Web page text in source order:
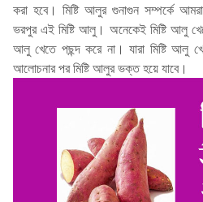
করা হবে। মিষ্টি আলুর গুনাগুন সম্পর্কে
ভরপুর এই মিষ্টি আলু। অনেকেই মিষ্টি আলু
আলু খেতে পছন্দ করে না। যারা মিষ্টি আলু
আলোচনার পর মিষ্টি আলুর ভক্ত হয়ে যাবে।